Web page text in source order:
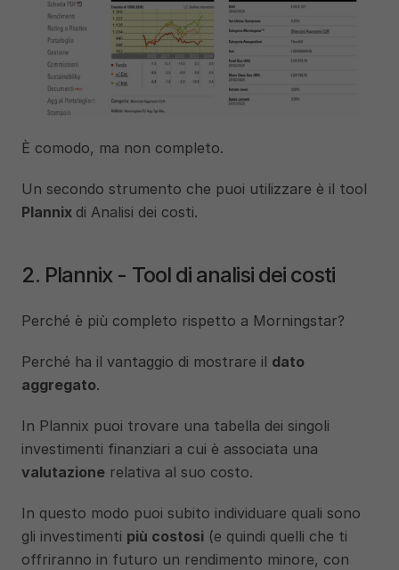
È comodo, ma non completo.
Plannix di Analisi dei costi.
2. Plannix - Tool di analisi dei costi
Perché è più completo rispetto a Morningstar?
Perché ha il vantaggio di mostrare il dato
aggregato.
In Plannix puoi trovare una tabella dei singoli
valutazione relativa al suo costo.
In questo modo puoi subito individuare quali sono
gli investimenti più costosi (e quindi quelli che ti
offriranno in futuro un rendimento minore, con